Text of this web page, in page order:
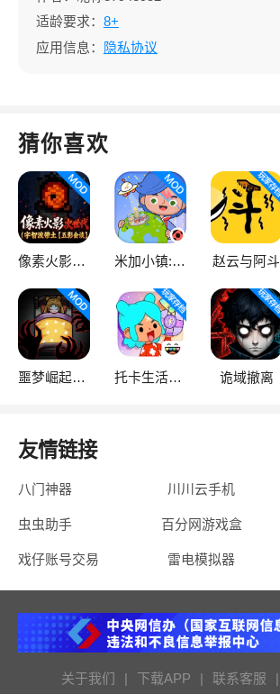
适龄要求： 8+
应用信息：
隐私协议
猜你喜欢
像素火影次世代 米加小镇:世界 赵云与阿斗
噩梦崛起：生存 托卡生活：世界 诡域撤离
友情链接
八门神器 川川云手机
虫虫助手 百分网游戏盒
戏仔账号交易 雷电模拟器
关于我们 下载APP 联系客服